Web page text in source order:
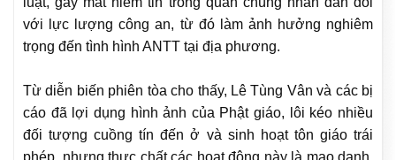
với lực lượng công an, từ đó làm ảnh hưởng nghiêm
trọng đến tình hình ANTT tại địa phương.
Từ diễn biến phiên tòa cho thấy, Lê Tùng Vân và các bị
cáo đã lợi dụng hình ảnh của Phật giáo, lôi kéo nhiều
đối tượng cuồng tín đến ở và sinh hoạt tôn giáo trái
phép, nhưng thực chất các hoạt động này là mạo danh,